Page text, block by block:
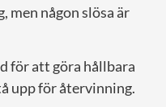
men någon slösa är
för att göra hållbara
upp för återvinning.